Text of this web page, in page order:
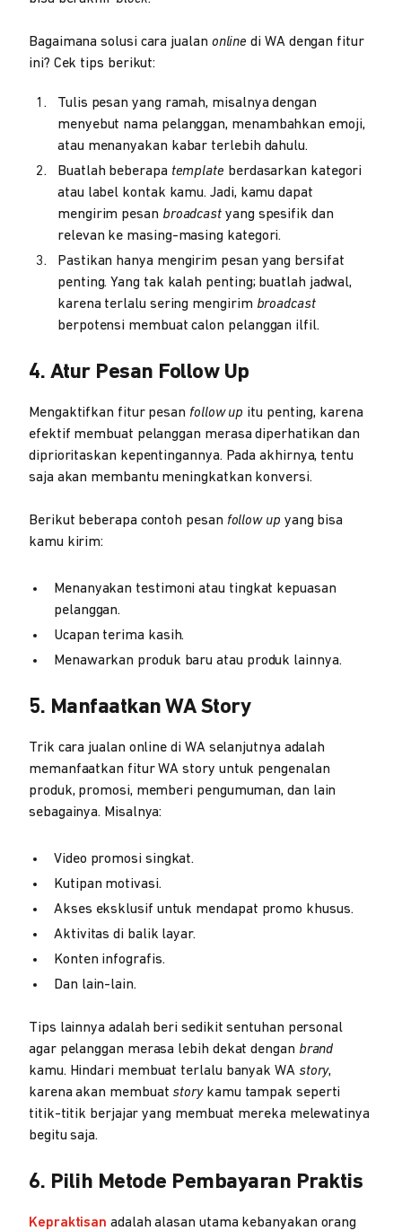
Bagaimana solusi cara jualan onlinedi WA dengan fitur
ini? Cek tips berikut:
Tulis pesan yang ramah, misalnya dengan
menyebut nama pelanggan, menambahkan emoji,
atau menanyakan kabar terlebih dahulu.
Buatlah beberapa template berdasarkan kategori
atau label kontak kamu. Jadi, kamu dapat
mengirim pesan broadcast yang spesifik dan
relevan ke masing-masing kategori.
Pastikan hanya mengirim pesan yang bersifat
penting. Yang tak kalah penting; buatlah jadwal,
karena terlalu sering mengirim broadcast
berpotensi membuat calon pelanggan ilfil.
4. Atur Pesan Follow Up
Mengaktifkan fitur pesan follow up itu penting, karena
efektif membuat pelanggan merasa diperhatikan dan
diprioritaskan kepentingannya. Pada akhirnya, tentu
saja akan membantu meningkatkan konversi.
Berikut beberapa contoh pesan follow up yang bisa
kamu kirim:
Menanyakan testimoni atau tingkat kepuasan
pelanggan.
Ucapan terima kasih.
Menawarkan produk baru atau produk lainnya.
5. Manfaatkan WA Story
Trik cara jualan online di WA selanjutnya adalah
memanfaatkan fitur WA story untuk pengenalan
produk, promosi, memberi pengumuman, dan lain
sebagainya. Misalnya:
Video promosi singkat.
Kutipan motivasi.
Akses eksklusif untuk mendapat promo khusus.
Aktivitas di balik layar.
Konten infografis.
Dan lain-lain.
Tips lainnya adalah beri sedikit sentuhan personal
agar pelanggan merasa lebih dekat dengan brand
kamu. Hindari membuat terlalu banyak WA story,
karena akan membuat storykamu tampak seperti
titik-titik berjajar yang membuat mereka melewatinya
begitu saja.
6. Pilih Metode Pembayaran Praktis
Kepraktisanadalah alasan utama kebanyakan orang